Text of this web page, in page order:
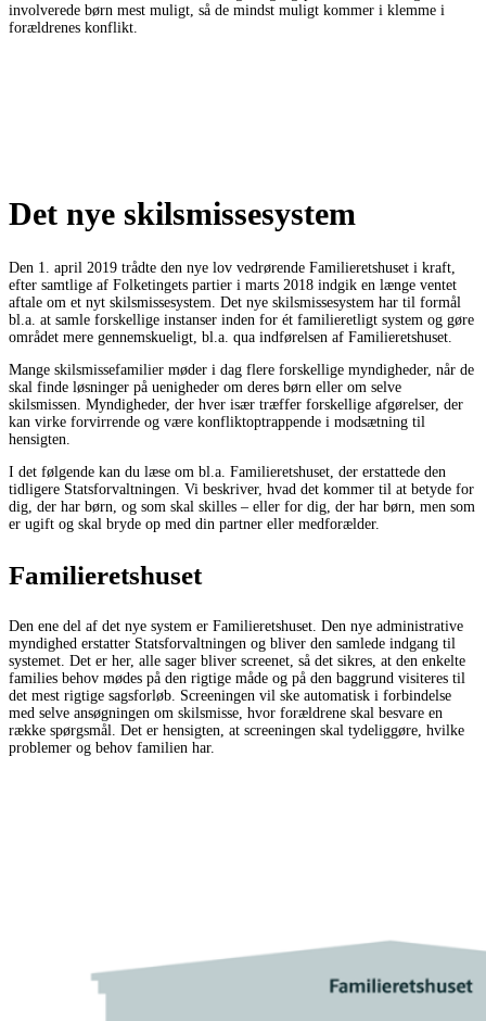
involverede børn mest muligt, så de mindst muligt kommer i klemme i
forældrenes konflikt.
Det nye skilsmissesystem
Den 1. april 2019 trådte den nye lov vedrørende Familieretshuset i kraft,
efter samtlige af Folketingets partier i marts 2018 indgik en længe ventet
aftale om et nyt skilsmissesystem. Det nye skilsmissesystem har til formål
bl.a. at samle forskellige instanser inden for ét familieretligt system og gøre
området mere gennemskueligt, bl.a. qua indførelsen af Familieretshuset.
Mange skilsmissefamilier møder i dag flere forskellige myndigheder, når de
skal finde løsninger på uenigheder om deres børn eller om selve
skilsmissen. Myndigheder, der hver især træffer forskellige afgørelser, der
kan virke forvirrende og være konfliktoptrappende i modsætning til
hensigten.
I det følgende kan du læse om bl.a. Familieretshuset, der erstattede den
tidligere Statsforvaltningen. Vi beskriver, hvad det kommer til at betyde for
dig, der har børn, og som skal skilles – eller for dig, der har børn, men som
er ugift og skal bryde op med din partner eller medforælder.
Familieretshuset
Den ene del af det nye system er Familieretshuset. Den nye administrative
myndighed erstatter Statsforvaltningen og bliver den samlede indgang til
systemet. Det er her, alle sager bliver screenet, så det sikres, at den enkelte
families behov mødes på den rigtige måde og på den baggrund visiteres til
det mest rigtige sagsforløb. Screeningen vil ske automatisk i forbindelse
med selve ansøgningen om skilsmisse, hvor forældrene skal besvare en
række spørgsmål. Det er hensigten, at screeningen skal tydeliggøre, hvilke
problemer og behov familien har.